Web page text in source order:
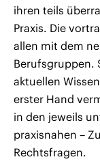
ihren teils
Praxis. Die
allen mit dem
Berufsgruppen.
aktuellen
erster Hand
in den jeweils
praxisnahen –
Rechtsfragen.